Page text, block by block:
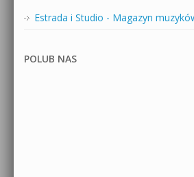
Estrada i Studio - Magazyn
POLUB NAS